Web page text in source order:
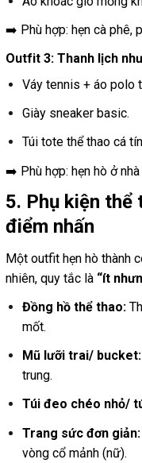
➡️ Phù hợp: hẹn cà phê,
Outfit 3: Thanh lịch
Váy tennis + áo polo
Giày sneaker basic.
Túi tote thể thao cá
➡️ Phù hợp: hẹn hò ở
5. Phụ kiện
điểm nhấn
Một outfit hẹn hò thành
nhiên, quy tắc là “ít
Đồng hồ thể thao:
mốt.
Mũ lưỡi trai/ bucket:
trung.
Túi đeo chéo nhỏ/
Trang sức đơn giản:
vòng cổ mảnh (nữ).